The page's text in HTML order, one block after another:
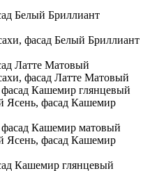
фасад Белый Бриллиант
фасад Латте Матовый
Ясень, фасад Кашемир
Ясень, фасад Кашемир